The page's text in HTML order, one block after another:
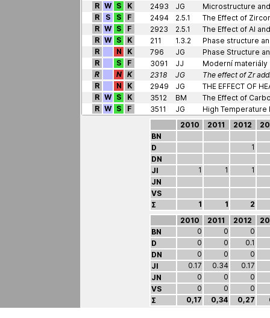
R W S K 2493
JG
R
S S F 2494
2.5.1
R W S F 2923
2.5.1
R W S K 211
1.3.2
R
N K 796
JG
R
S F 3091 JJ
Moderní materiály
R
N K 2318
JG
R
N K 2949 JG
THE EFFECT OF
R W S K 3512
BM
R W S F 3511 JG
High
2010
2011 2012
BN
D
1
DN
JI
1 1
1
JN
VS
Σ
1 1
2
2010
2011 2012
BN
0 0
0
D
0 0
0.1
DN
0 0
0
JI
0.17 0.34 0.17
JN
0 0
0
VS
0 0
0
Σ
0,17 0,34 0,27